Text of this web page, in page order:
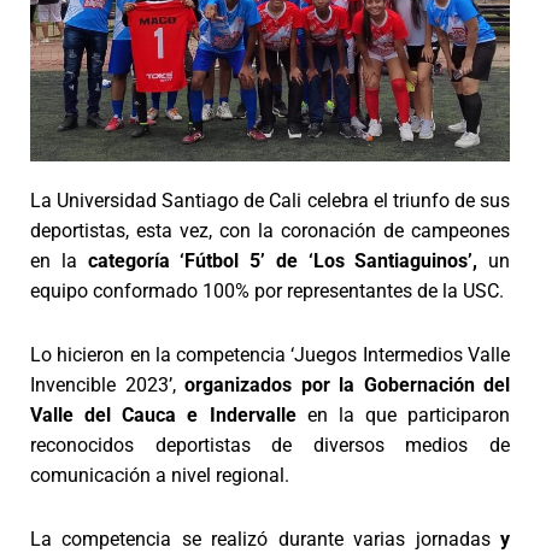
La Universidad Santiago de Cali celebra el triunfo de sus
deportistas, esta vez, con la coronación de campeones
en la categoría ‘Fútbol 5’ de ‘Los Santiaguinos’, un
equipo conformado 100% por representantes de la USC.
Lo hicieron en la competencia ‘Juegos Intermedios Valle
Invencible 2023’, organizados por la Gobernación del
Valle del Cauca e Indervalleen la que participaron
reconocidos deportistas de diversos medios de
comunicación a nivel regional.
La competencia se realizó durante varias jornadasy